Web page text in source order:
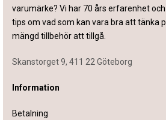
varumärke? Vi har 70 års erfarenhet
tips om vad som kan vara bra att tänka
mängd tillbehör att tillgå.
Skanstorget 9, 411 22 Göteborg
Information
Betalning